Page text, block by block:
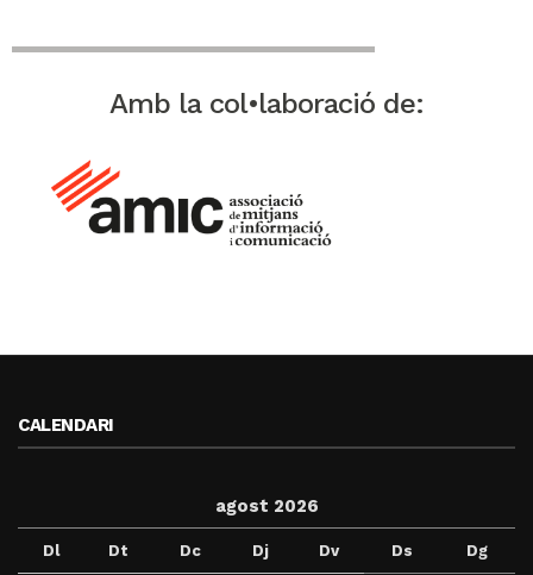
Amb la col•laboració de:
CALENDARI
agost 2026
Dl Dt Dc Dj Dv Ds Dg